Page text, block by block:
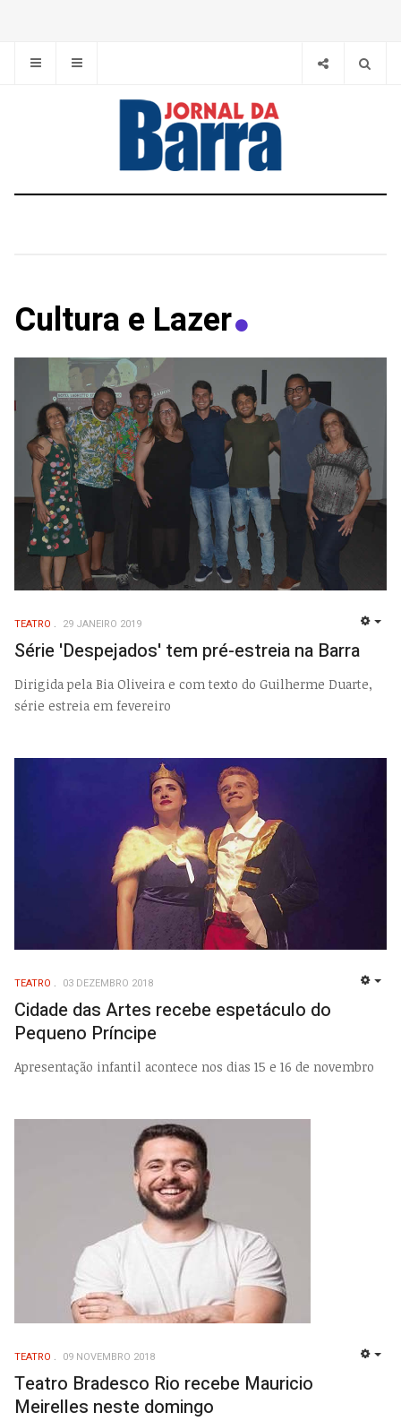
Cultura e Lazer
TEATRO 29 JANEIRO 2019
Série 'Despejados' tem pré-estreia na Barra
Dirigida pela Bia Oliveira e com texto do Guilherme Duarte,
série estreia em fevereiro
TEATRO 03 DEZEMBRO 2018
Cidade das Artes recebe espetáculo do
Pequeno Príncipe
Apresentação infantil acontece nos dias 15 e 16 de novembro
TEATRO 09 NOVEMBRO 2018
Teatro Bradesco Rio recebe Mauricio
Meirelles neste domingo